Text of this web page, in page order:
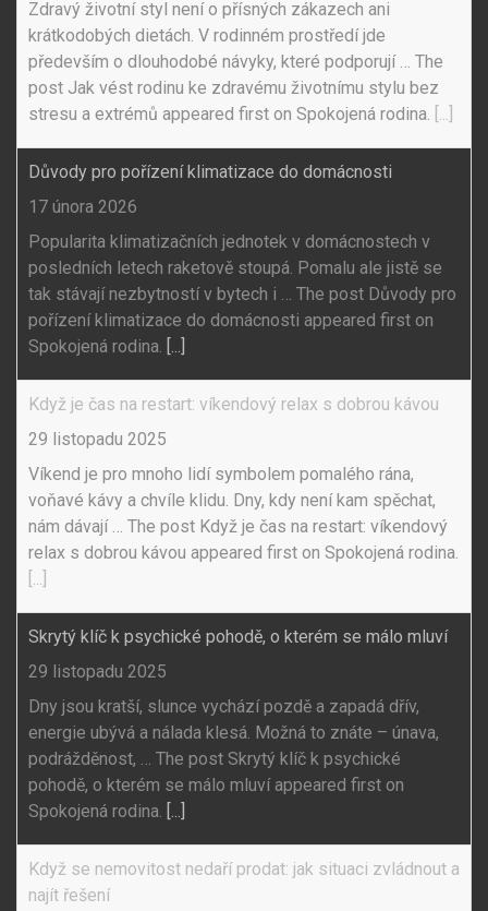
Zdravý životní styl není o přísných zákazech ani
krátkodobých dietách. V rodinném prostředí jde
především o dlouhodobé návyky, které podporují … The
post Jak vést rodinu ke zdravému životnímu stylu bez
stresu a extrémů appeared first on Spokojená rodina. [...]
Důvody pro pořízení klimatizace do domácnosti
17 února 2026
Popularita klimatizačních jednotek v domácnostech v
posledních letech raketově stoupá. Pomalu ale jistě se
tak stávají nezbytností v bytech i … The post Důvody pro
pořízení klimatizace do domácnosti appeared first on
Spokojená rodina. [...]
Když je čas na restart: víkendový relax s dobrou kávou
29 listopadu 2025
Víkend je pro mnoho lidí symbolem pomalého rána,
voňavé kávy a chvíle klidu. Dny, kdy není kam spěchat,
nám dávají … The post Když je čas na restart: víkendový
relax s dobrou kávou appeared first on Spokojená rodina.
[...]
Skrytý klíč k psychické pohodě, o kterém se málo mluví
29 listopadu 2025
Dny jsou kratší, slunce vychází pozdě a zapadá dřív,
energie ubývá a nálada klesá. Možná to znáte – únava,
podrážděnost, … The post Skrytý klíč k psychické
pohodě, o kterém se málo mluví appeared first on
Spokojená rodina. [...]
Když se nemovitost nedaří prodat: jak situaci zvládnout a
najít řešení